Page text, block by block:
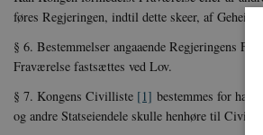
føres Regjeringen, indtil dette skeer, af
§ 6. Bestemmelser angaaende Regjeringens
Fraværelse fastsættes ved Lov.
§ 7. Kongens Civilliste [1] bestemmes for
og andre Statseiendele skulle henhøre til